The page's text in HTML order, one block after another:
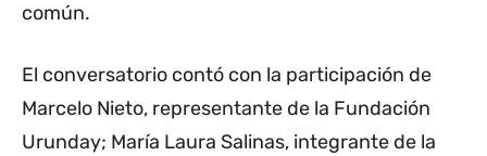
común.
El conversatorio contó con la participación de
Marcelo Nieto, representante de la Fundación
Urunday; María Laura Salinas, integrante de la